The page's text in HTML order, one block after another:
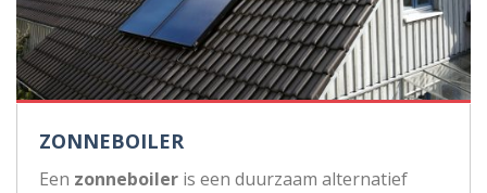
ZONNEBOILER
Een zonneboiler is een duurzaam alternatief